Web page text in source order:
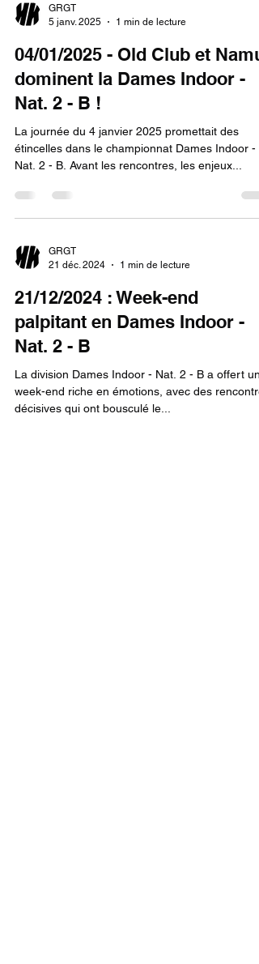
GRGT
5 janv. 2025
1 min de lecture
04/01/2025 - Old Club et
dominent la Dames Indoor -
Nat. 2 - B !
La journée du 4 janvier 2025 promettait des
étincelles dans le championnat Dames Indoor -
Nat. 2 - B. Avant les rencontres, les enjeux...
GRGT
21 déc. 2024
1 min de lecture
21/12/2024 : Week-end
palpitant en Dames Indoor -
Nat. 2 - B
La division Dames Indoor - Nat. 2 - B a offert un
week-end riche en émotions, avec des
décisives qui ont bousculé le...